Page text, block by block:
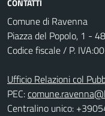
CONTATTI
Comune di Ravenna
Piazza del Popolo, 1 -
Codice fiscale / P.
Ufficio Relazioni col
PEC:
Centralino unico: